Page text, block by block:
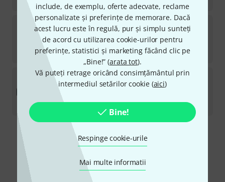
include, de exemplu, oferte adecvate, reclame
personalizate și preferințe de memorare. Dacă
acest lucru este în regulă, pur și simplu sunteți
de acord cu utilizarea cookie-urilor pentru
preferințe, statistici și marketing făcând clic pe
„Bine!” (arata tot).
Vă puteți retrage oricând consimțământul prin
intermediul setărilor cookie (aici)
Bine!
Respinge cookie-urile
Mai multe informatii
Axxent LP 100
12
în stoc
575 lei
AxxentAX4120TS-D
8.444lei
Transport gratuit de la 1.500 lei
Preturile includ TVA